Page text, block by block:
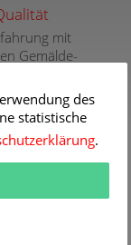
mit
Gemälde-
weitere Infos
weitere Infos
des
statistische
.